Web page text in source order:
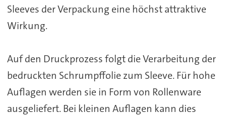
Sleeves der Verpackung eine höchst attraktive
Wirkung.
Auf den Druckprozess folgt die Verarbeitung der
bedruckten Schrumpffolie zum Sleeve. Für hohe
Auflagen werden sie in Form von Rollenware
ausgeliefert. Bei kleinen Auflagen kann dies